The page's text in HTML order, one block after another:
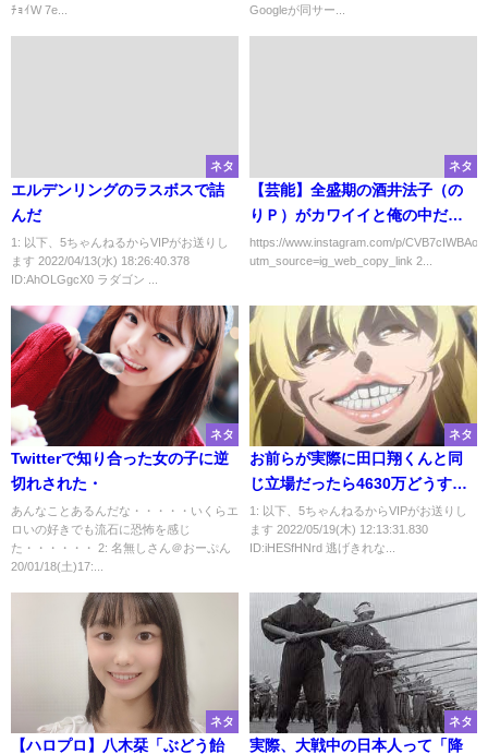
ﾁｮｲW 7e...
Googleが同サー...
ネタ
エルデンリングのラスボスで詰
んだ
1: 以下、5ちゃんねるからVIPがお送りし
ます 2022/04/13(水) 18:26:40.378
ID:AhOLGgcX0 ラダゴン ...
ネタ
【芸能】全盛期の酒井法子（の
りＰ）がカワイイと俺の中だけ
で話題に
https://www.instagram.com/p/
utm_source=ig_web_copy_link 2...
ネタ
Twitterで知り合った女の子に逆
切れされた・
あんなことあるんだな・・・・・いくらエ
ロいの好きでも流石に恐怖を感じ
た・・・・・・ 2: 名無しさん＠おーぷん
20/01/18(土)17:...
ネタ
お前らが実際に田口翔くんと同
じ立場だったら4630万どうすん
の？
1: 以下、5ちゃんねるからVIPがお送りし
ます 2022/05/19(木) 12:13:31.830
ID:iHESfHNrd 逃げきれな...
ネタ
【ハロプロ】八木栞「ぶどう飴
ネタ
実際、大戦中の日本人って「降